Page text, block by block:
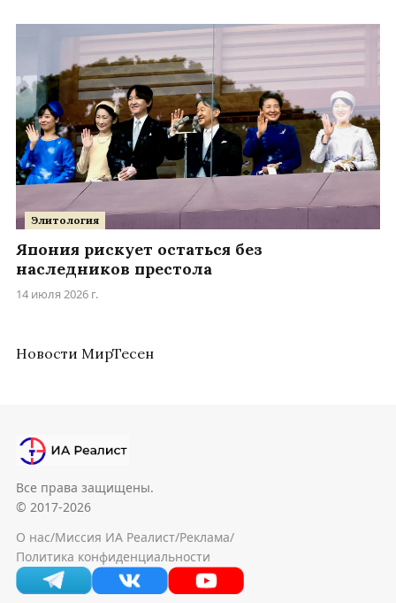
Элитология
Япония рискует остаться без
наследников престола
14 июля 2026 г.
Новости МирТесен
Все права защищены.
© 2017-2026
О нас/Миссия ИА Реалист/Реклама/
Политика конфиденциальности